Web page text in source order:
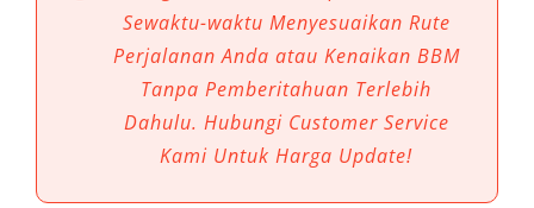
dicari adalah sewa mobil Elf Palembang. Baik
untuk keperluan wisata keluarga, perjalanan
dinas, hingga acara rombongan, kendaraan ini
terbukti menjadi pilihan tepat karena
menawarkan kenyamanan, fleksibilitas, dan
Sewaktu-waktu Menyesuaikan Rute
Perjalanan Anda atau Kenaikan BBM
Tanpa Pemberitahuan Terlebih
Dahulu. Hubungi Customer Service
Kami Untuk Harga Update!